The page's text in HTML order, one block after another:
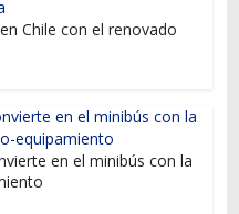
Chile con el renovado
en el minibús con la